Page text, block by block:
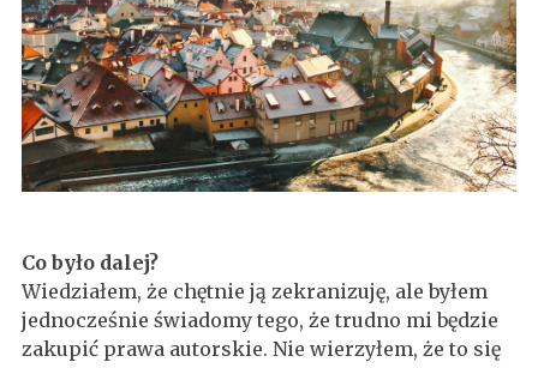
Co było dalej?
Wiedziałem, że chętnie ją zekranizuję, ale byłem
jednocześnie świadomy tego, że trudno mi będzie
zakupić prawa autorskie. Nie wierzyłem, że to się